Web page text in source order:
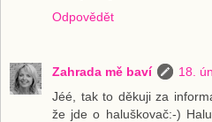
Odpovědět
Zahrada mě baví
18.
Jéé, tak to děkuji za
že jde o haluškovač:-)